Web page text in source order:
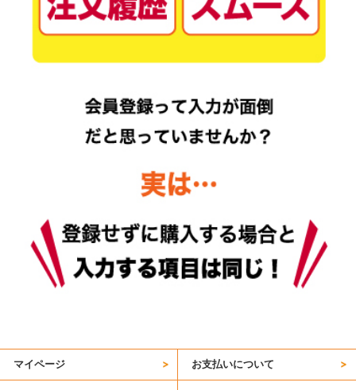
マイページ お支払いについて